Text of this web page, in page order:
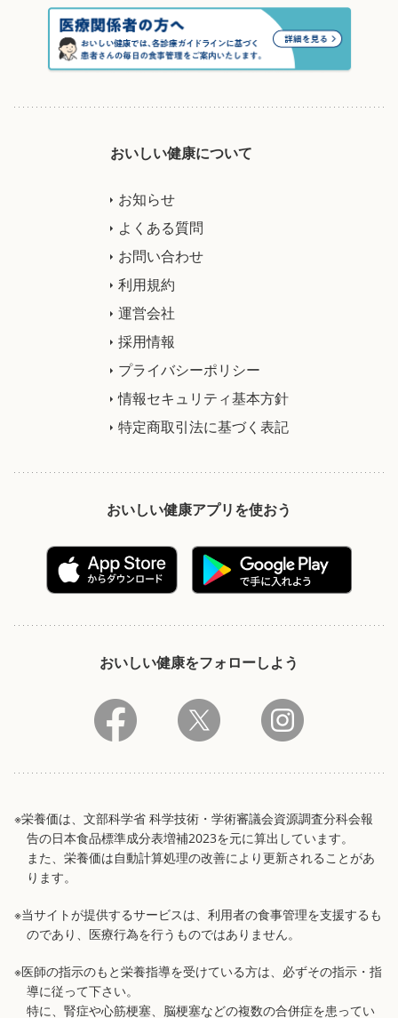
おいしい健康について
お知らせ
よくある質問
お問い合わせ
利用規約
運営会社
採用情報
プライバシーポリシー
情報セキュリティ基本方針
特定商取引法に基づく表記
おいしい健康アプリを使おう
おいしい健康をフォローしよう
※栄養価は、文部科学省 科学技術・学術審議会資源調査分科会報
告の日本食品標準成分表増補2023を元に算出しています。
また、栄養価は自動計算処理の改善により更新されることがあ
ります。
※当サイトが提供するサービスは、利用者の食事管理を支援するも
のであり、医療行為を行うものではありません。
※医師の指示のもと栄養指導を受けている方は、必ずその指示・指
導に従って下さい。
特に、腎症や心筋梗塞、脳梗塞などの複数の合併症を患ってい